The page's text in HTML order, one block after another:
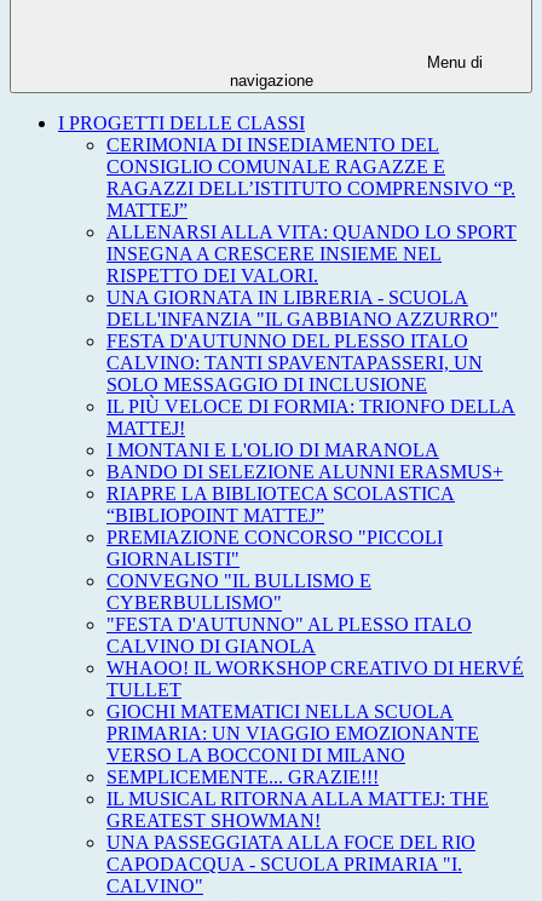
Menu di
navigazione
I PROGETTI DELLE CLASSI
CERIMONIA DI INSEDIAMENTO DEL
CONSIGLIO COMUNALE RAGAZZE E
RAGAZZI DELL’ISTITUTO COMPRENSIVO “P.
MATTEJ”
ALLENARSI ALLA VITA: QUANDO LO SPORT
INSEGNA A CRESCERE INSIEME NEL
RISPETTO DEI VALORI.
UNA GIORNATA IN LIBRERIA - SCUOLA
DELL'INFANZIA "IL GABBIANO AZZURRO"
FESTA D'AUTUNNO DEL PLESSO ITALO
CALVINO: TANTI SPAVENTAPASSERI, UN
SOLO MESSAGGIO DI INCLUSIONE
IL PIÙ VELOCE DI FORMIA: TRIONFO DELLA
MATTEJ!
I MONTANI E L'OLIO DI MARANOLA
BANDO DI SELEZIONE ALUNNI ERASMUS+
RIAPRE LA BIBLIOTECA SCOLASTICA
“BIBLIOPOINT MATTEJ”
PREMIAZIONE CONCORSO "PICCOLI
GIORNALISTI"
CONVEGNO "IL BULLISMO E
CYBERBULLISMO"
"FESTA D'AUTUNNO" AL PLESSO ITALO
CALVINO DI GIANOLA
WHAOO! IL WORKSHOP CREATIVO DI HERVÉ
TULLET
GIOCHI MATEMATICI NELLA SCUOLA
PRIMARIA: UN VIAGGIO EMOZIONANTE
VERSO LA BOCCONI DI MILANO
SEMPLICEMENTE... GRAZIE!!!
IL MUSICAL RITORNA ALLA MATTEJ: THE
GREATEST SHOWMAN!
UNA PASSEGGIATA ALLA FOCE DEL RIO
CAPODACQUA - SCUOLA PRIMARIA "I.
CALVINO"